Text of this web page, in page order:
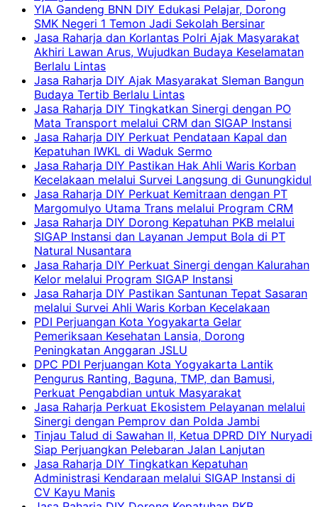
YIA Gandeng BNN DIY Edukasi Pelajar, Dorong
SMK Negeri 1 Temon Jadi Sekolah Bersinar
Jasa Raharja dan Korlantas Polri Ajak Masyarakat
Akhiri Lawan Arus, Wujudkan Budaya Keselamatan
Berlalu Lintas
Jasa Raharja DIY Ajak Masyarakat Sleman Bangun
Budaya Tertib Berlalu Lintas
Jasa Raharja DIY Tingkatkan Sinergi dengan PO
Mata Transport melalui CRM dan SIGAP Instansi
Jasa Raharja DIY Perkuat Pendataan Kapal dan
Kepatuhan IWKL di Waduk Sermo
Jasa Raharja DIY Pastikan Hak Ahli Waris Korban
Kecelakaan melalui Survei Langsung di Gunungkidul
Jasa Raharja DIY Perkuat Kemitraan dengan PT
Margomulyo Utama Trans melalui Program CRM
Jasa Raharja DIY Dorong Kepatuhan PKB melalui
SIGAP Instansi dan Layanan Jemput Bola di PT
Natural Nusantara
Jasa Raharja DIY Perkuat Sinergi dengan Kalurahan
Kelor melalui Program SIGAP Instansi
Jasa Raharja DIY Pastikan Santunan Tepat Sasaran
melalui Survei Ahli Waris Korban Kecelakaan
PDI Perjuangan Kota Yogyakarta Gelar
Pemeriksaan Kesehatan Lansia, Dorong
Peningkatan Anggaran JSLU
DPC PDI Perjuangan Kota Yogyakarta Lantik
Pengurus Ranting, Baguna, TMP, dan Bamusi,
Perkuat Pengabdian untuk Masyarakat
Jasa Raharja Perkuat Ekosistem Pelayanan melalui
Sinergi dengan Pemprov dan Polda Jambi
Tinjau Talud di Sawahan II, Ketua DPRD DIY Nuryadi
Siap Perjuangkan Pelebaran Jalan Lanjutan
Jasa Raharja DIY Tingkatkan Kepatuhan
Administrasi Kendaraan melalui SIGAP Instansi di
CV Kayu Manis